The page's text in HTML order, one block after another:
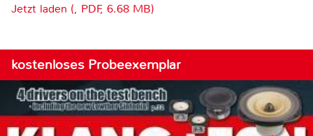
Jetzt laden (, PDF, 6.68 MB)
kostenloses Probeexemplar